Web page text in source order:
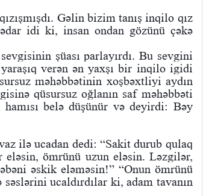
Gəlin bizim tanış inqilo qız
idi ki, insan ondan gözünü çəkə
şüası parlayırdı. Bu sevgini
verən ən yaxşı bir inqilo igidi
məhəbbətinin xoşbəxtliyi aydın
qüsursuz oğlanın saf məhəbbəti
belə düşünür və deyirdi: Bəy
ilə ucadan dedi: “Sakit durub qulaq
eləsin, ömrünü uzun eləsin. Ləzgilər,
əskik eləməsin!” “Onun ömrünü
ucaldırdılar ki, adam tavanın